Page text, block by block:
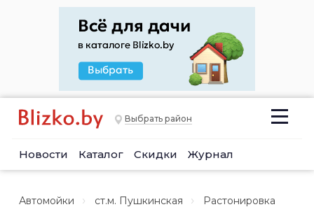
Выбрать район
Новости Каталог Скидки Журнал
Автомойки ст.м. Пушкинская Растонировка